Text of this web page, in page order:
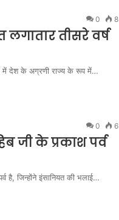
0 8
तीसरे वर्ष
में देश के अग्रणी राज्य के रूप में…
0 6
जी के प्रकाश पर्व
है, जिन्होंने इंसानियत की भलाई…